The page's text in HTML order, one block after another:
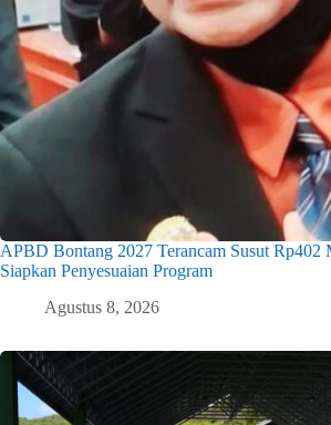
APBD Bontang 2027 Terancam Susut Rp402
Siapkan Penyesuaian Program
Agustus 8, 2026